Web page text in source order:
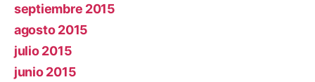
septiembre 2015
agosto 2015
julio 2015
junio 2015